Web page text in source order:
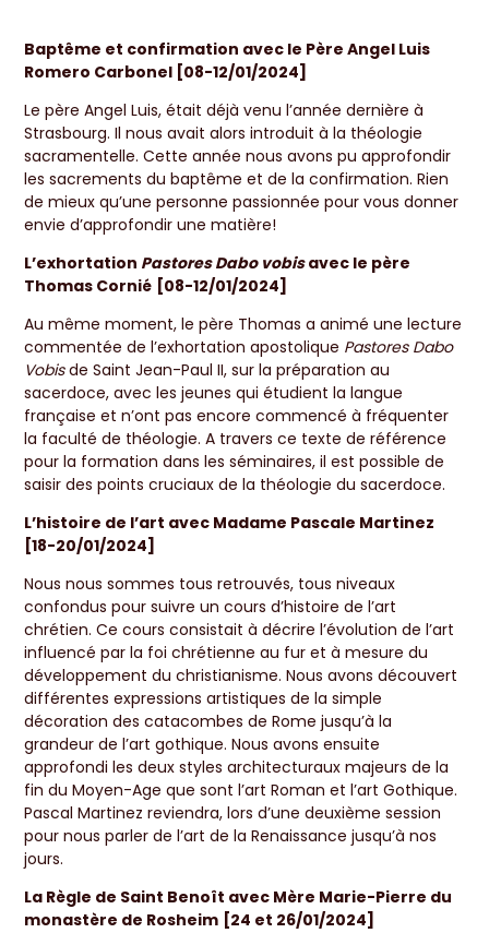
Baptême et confirmation avec le Père Angel Luis
Romero Carbonel [08-12/01/2024]
Le père Angel Luis, était déjà venu l’année dernière à
Strasbourg. Il nous avait alors introduit à la théologie
sacramentelle. Cette année nous avons pu approfondir
les sacrements du baptême et de la confirmation. Rien
de mieux qu’une personne passionnée pour vous donner
envie d’approfondir une matière!
L’exhortation Pastores Dabo vobisavec le père
Thomas Cornié [08-12/01/2024]
Au même moment, le père Thomas a animé une lecture
commentée de l’exhortation apostolique Pastores Dabo
Vobisde Saint Jean-Paul II, sur la préparation au
sacerdoce, avec les jeunes qui étudient la langue
française et n’ont pas encore commencé à fréquenter
la faculté de théologie. A travers ce texte de référence
pour la formation dans les séminaires, il est possible de
saisir des points cruciaux de la théologie du sacerdoce.
L’histoire de l’art avec Madame Pascale Martinez
[18-20/01/2024]
Nous nous sommes tous retrouvés, tous niveaux
confondus pour suivre un cours d’histoire de l’art
chrétien. Ce cours consistait à décrire l’évolution de l’art
influencé par la foi chrétienne au fur et à mesure du
développement du christianisme. Nous avons découvert
différentes expressions artistiques de la simple
décoration des catacombes de Rome jusqu’à la
grandeur de l’art gothique. Nous avons ensuite
approfondi les deux styles architecturaux majeurs de la
fin du Moyen-Age que sont l’art Roman et l’art Gothique.
Pascal Martinez reviendra, lors d’une deuxième session
pour nous parler de l’art de la Renaissance jusqu’à nos
jours.
La Règle de Saint Benoît avec Mère Marie-Pierre du
monastère de Rosheim [24 et 26/01/2024]